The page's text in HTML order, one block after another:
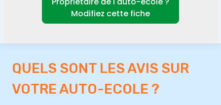
Modifiez cette fiche
QUELS SONT LES AVIS SUR
VOTRE AUTO-ECOLE ?